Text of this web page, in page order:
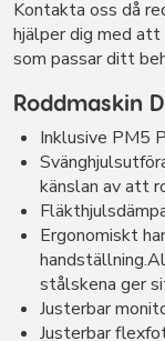
Kontakta oss då
hjälper dig med
som passar ditt
Roddmaskin
Inklusive PM5
känslan av att
Ergonomiskt
stålskena ger
Justerbar
Justerbar